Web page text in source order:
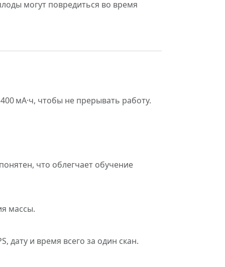
могут повредиться во время
мА·ч, чтобы не прерывать работу.
что облегчает обучение
массы.
и время всего за один скан.